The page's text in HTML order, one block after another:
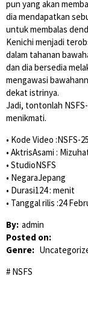
pun yang akan
dia mendapatkan
untuk membalas
Kenichi menjadi
dalam tahanan
dan dia bersedia
mengawasi
dekat istrinya.
Jadi, tontonlah
menikmati.
• Kode Video :NSFS-
• AktrisAsami :
• StudioNSFS
• NegaraJepang
• Durasi124 : menit
• Tanggal rilis :24
By: admin
Posted on:
Genre:
NSFS